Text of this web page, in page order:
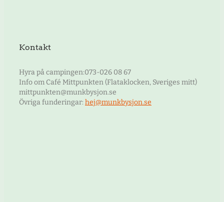
Kontakt
Hyra på campingen:073-026 08 67
Info om Café Mittpunkten (Flataklocken, Sveriges mitt)
mittpunkten@munkbysjon.se
Övriga funderingar: hej@munkbysjon.se